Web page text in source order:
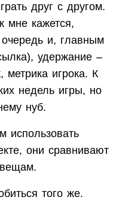
друг с другом.
мне кажется,
и, главным
удержание –
метрика игрока. К
недель игры, но
нуб.
использовать
они сравнивают
того же.